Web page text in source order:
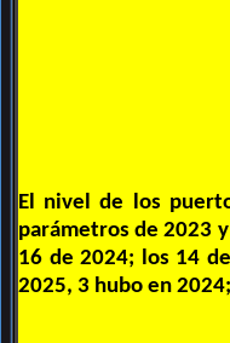
El nivel de los
parámetros de 2023
16 de 2024; los 14
2025, 3 hubo en